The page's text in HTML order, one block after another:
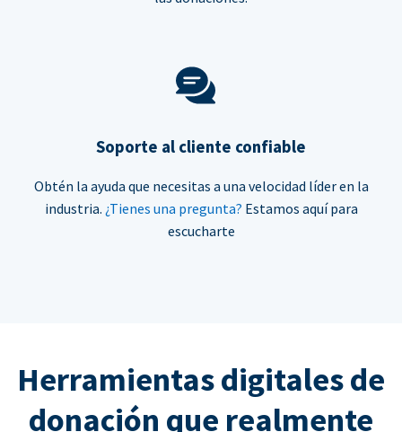
Soporte al cliente confiable
Obtén la ayuda que necesitas a una velocidad líder en la
industria. ¿Tienes una pregunta? Estamos aquí para
escucharte
Herramientas digitales de
donación que realmente